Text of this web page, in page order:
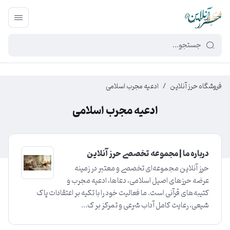
449f43cf-3da2-4422-bb12-2566cb5b8b05
فروشگاه حرز آنلاین / ادعیه مجرب اسلامی
ادعیه مجرب اسلامی
درباره ما | مجموعه تخصصی حرز آنلاین
حرز آنلاین مجموعه‌ای تخصصی و معتبر در زمینه
عرضه حرزهای اصیل اسلامی، دعاها، ادعیه مجرب و
کتیبه‌های قرآنی است. ما فعالیت خود را با تکیه بر اعتقادات پاک
شیعی، رعایت کامل آداب شرعی و تمرکز بر ک...